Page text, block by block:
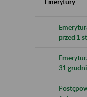
Emerytury
przed 1
31